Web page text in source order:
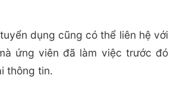
dụng cũng có thể liên hệ với
ứng viên đã làm việc trước đó
thông tin.